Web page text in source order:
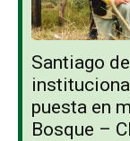
Santiago
puesta en
Bosque –